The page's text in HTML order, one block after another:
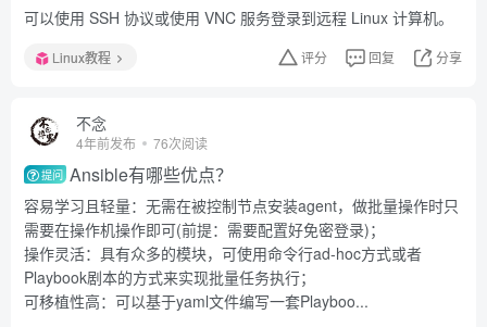
可以使用 SSH 协议或使用 VNC 服务登录到远程 Linux 计算机。
Linux教程 评分 回复 分享
不念
4年前发布 76次阅读
提问 Ansible有哪些优点？
容易学习且轻量：无需在被控制节点安装agent，做批量操作时只
需要在操作机操作即可(前提：需要配置好免密登录)；
操作灵活：具有众多的模块，可使用命令行ad-hoc方式或者
Playbook剧本的方式来实现批量任务执行；
可移植性高：可以基于yaml文件编写一套Playboo...